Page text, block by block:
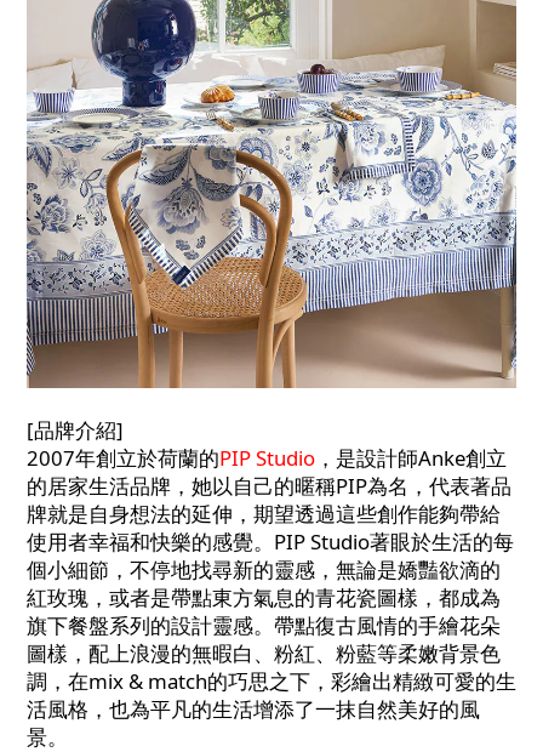
[品牌介紹]
2007年創立於荷蘭的PIP Studio ，是設計師Anke創立
的居家生活品牌，她以自己的暱稱PIP為名，代表著品
牌就是自身想法的延伸，期望透過這些創作能夠帶給
使用者幸福和快樂的感覺。PIP Studio著眼於生活的每
個小細節，不停地找尋新的靈感，無論是嬌豔欲滴的
紅玫瑰，或者是帶點東方氣息的青花瓷圖樣，都成為
旗下餐盤系列的設計靈感。帶點復古風情的手繪花朵
圖樣，配上浪漫的無暇白、粉紅、粉藍等柔嫩背景色
調，在mix & match的巧思之下，彩繪出精緻可愛的生
活風格，也為平凡的生活增添了一抹自然美好的風
景。